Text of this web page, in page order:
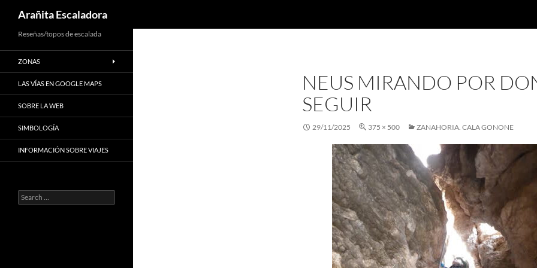
to
content
Arañita Escaladora
NEUS MIRANDO POR
SEGUIR
29/11/2025 375 × 500 ZANAHORIA. CALA GONONE
Reseñas/topos de escalada
ZONAS
LAS VÍAS EN GOOGLE MAPS
SOBRE LA WEB
SIMBOLOGÍA
INFORMACIÓN SOBRE VIAJES
Search
for: